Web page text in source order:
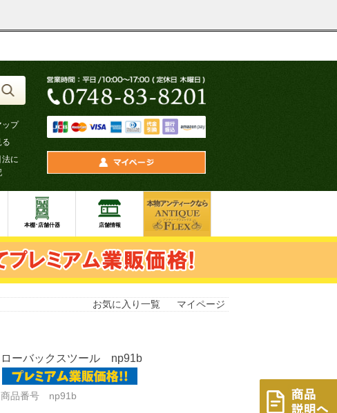
お気に入り一覧 マイページ
ローバックスツール np91b
商品番号 np91b